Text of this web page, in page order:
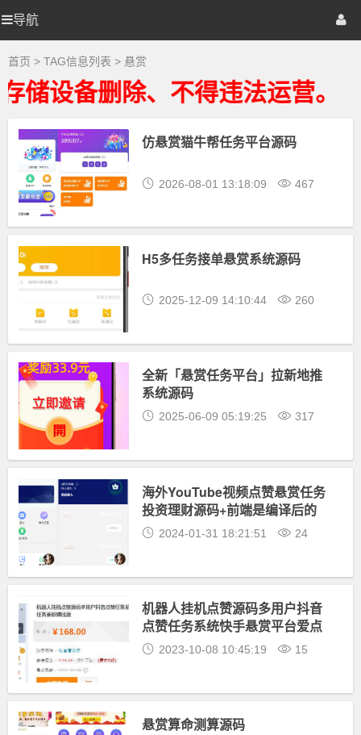
导航
全
-
赏
相
新
资
源
下
载
优
选
源
棋牌源码
首页 > TAG信息列表 > 悬赏
设备删除、不得违法运营。
仿悬赏猫牛帮任务平台源码
2026-08-01 13:18:09 467
H5多任务接单悬赏系统源码
2025-12-09 14:10:44 260
全新「悬赏任务平台」拉新地推
系统源码
2025-06-09 05:19:25 317
海外YouTube视频点赞悬赏任务
投资理财源码+前端是编译后的
2024-01-31 18:21:51 24
机器人挂机点赞源码多用户抖音
点赞任务系统快手悬赏平台爱点
赞众人帮任务兼职赚钱源
2023-10-08 10:45:19 15
悬赏算命测算源码